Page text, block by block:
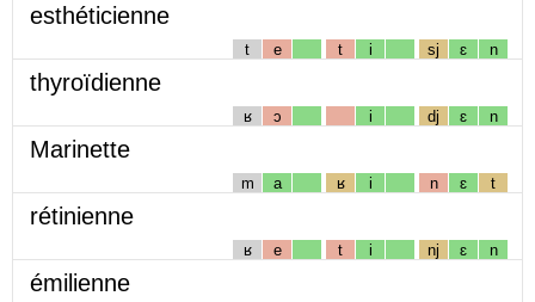
esthéticienne
t e t i sj ɛ n
thyroïdienne
ʁ ɔ i dj ɛ n
Marinette
m a ʁ i n ɛ t
rétinienne
ʁ e t i nj ɛ n
émilienne